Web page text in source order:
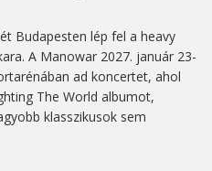
Budapesten lép fel a heavy
A Manowar 2027. január 23-
ad koncertet, ahol
The World albumot,
klasszikusok sem